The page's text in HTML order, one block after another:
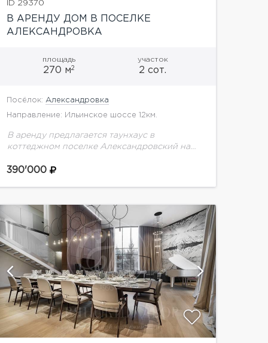
ID 29370
В АРЕНДУ ДОМ В ПОСЕЛКЕ
АЛЕКСАНДРОВКА
площадь
270 м2
участок
2 сот.
Посёлок: Александровка
Направление: Ильинское шоссе 12км.
В аренду предлагается таунхаус в
коттеджном поселке Александровский на
дома:1 этаж: прихожая, гостиная с выходом
390'000